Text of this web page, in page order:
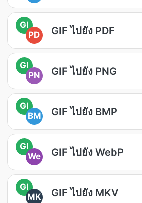
GI
PD
GIF ไปยัง PDF
GI
PN
GIF ไปยัง PNG
GI
BM
GIF ไปยัง BMP
GI
We
GIF ไปยัง WebP
GI
MK
GIF ไปยัง MKV